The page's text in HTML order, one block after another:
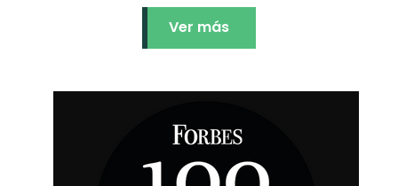
Ver más